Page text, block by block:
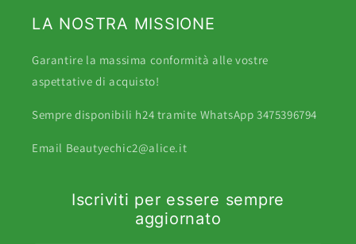
LA NOSTRA MISSIONE
Garantire la massima conformità alle vostre
aspettative di acquisto!
Sempre disponibili h24 tramite WhatsApp 3475396794
Email Beautyechic2@alice.it
Iscriviti per essere sempre
aggiornato